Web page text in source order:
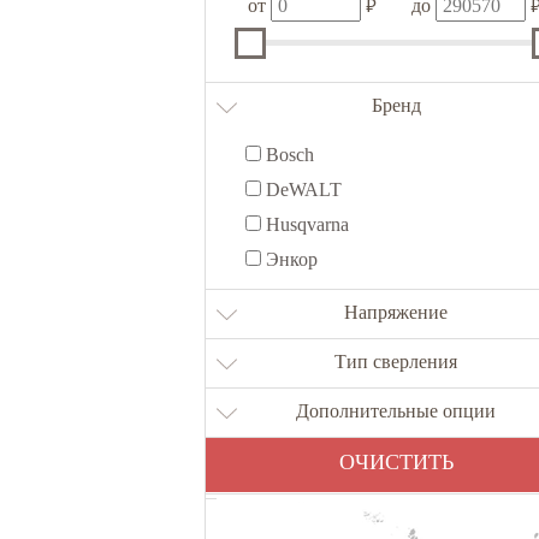
от ₽ до
Бренд
Bosch
DeWALT
Husqvarna
Энкор
Напряжение
Тип сверления
Дополнительные опции
ОЧИСТИТЬ